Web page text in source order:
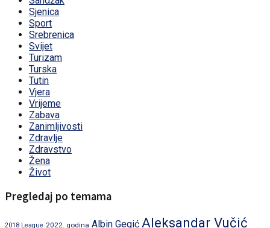
Sjenica
Sport
Srebrenica
Svijet
Turizam
Turska
Tutin
Vjera
Vrijeme
Zabava
Zanimljivosti
Zdravlje
Zdravstvo
Žena
Život
Pregledaj po temama
2018 League 2022. godina Albin Gegić Aleksandar Vučić